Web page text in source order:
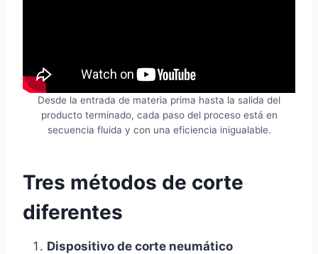
Desde la entrada de materia prima hasta la salida del
producto terminado, cada paso del proceso está en
secuencia fluida y con una eficiencia inigualable.
Tres métodos de corte
diferentes
Dispositivo de corte neumático